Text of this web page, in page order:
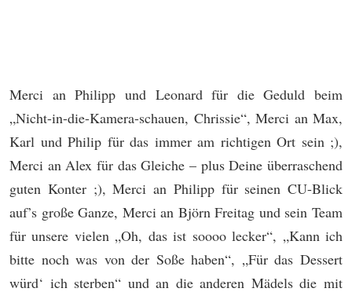
Merci an Philipp und Leonard für die Geduld beim
„Nicht-in-die-Kamera-schauen, Chrissie“, Merci an Max,
Karl und Philip für das immer am richtigen Ort sein ;),
Merci an Alex für das Gleiche – plus Deine überraschend
guten Konter ;), Merci an Philipp für seinen CU-Blick
auf’s große Ganze, Merci an Björn Freitag und sein Team
für unsere vielen „Oh, das ist soooo lecker“, „Kann ich
bitte noch was von der Soße haben“, „Für das Dessert
würd‘ ich sterben“ und an die anderen Mädels die mit